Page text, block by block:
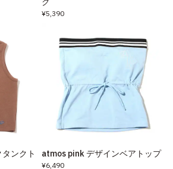
¥5,390
ンクト
atmos pink デザインベアトップ
¥6,490